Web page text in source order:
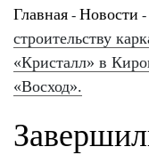
Главная - Новости -
строительству
«Кристалл» в
«Восход».